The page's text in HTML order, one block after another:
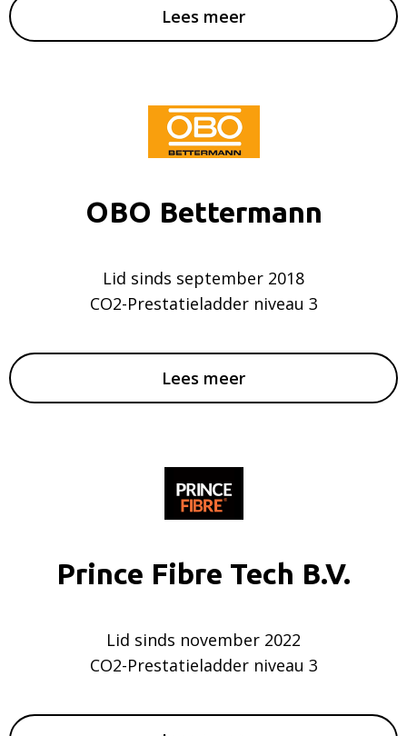
Lees meer
OBO Bettermann
Lid sinds september 2018
CO2-Prestatieladder niveau 3
Lees meer
Prince Fibre Tech B.V.
Lid sinds november 2022
CO2-Prestatieladder niveau 3